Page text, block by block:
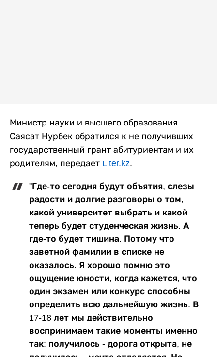
Министр науки и высшего образования
Саясат Нурбек обратился к не получивших
государственный грант абитуриентам и их
родителям, передает Liter.kz.
"Где-то сегодня будут объятия, слезы
радости и долгие разговоры о том,
какой университет выбрать и какой
теперь будет студенческая жизнь. А
где-то будет тишина. Потому что
заветной фамилии в списке не
оказалось. Я хорошо помню это
ощущение юности, когда кажется, что
один экзамен или конкурс способны
определить всю дальнейшую жизнь. В
17-18 лет мы действительно
воспринимаем такие моменты именно
так: получилось - дорога открыта, не